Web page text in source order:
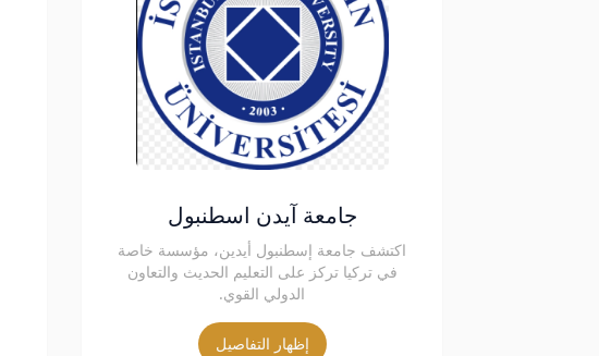
جامعة آيدن اسطنبول
اكتشف جامعة إسطنبول أيدين، مؤسسة خاصة
في تركيا تركز على التعليم الحديث والتعاون
الدولي القوي.
إظهار التفاصيل